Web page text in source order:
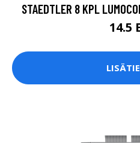
STAEDTLER 8 KPL
14.5